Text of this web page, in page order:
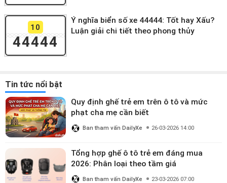
10
44444
Ý nghĩa biển số xe 44444: Tốt hay Xấu?
Luận giải chi tiết theo phong thủy
Tin tức nổi bật
Quy định ghế trẻ em trên ô tô và mức
phạt cha mẹ cần biết
Ban tham vấn DailyXe 26-03-2026 14:00
Tổng hợp ghế ô tô trẻ em đáng mua
2026: Phân loại theo tầm giá
Ban tham vấn DailyXe 23-03-2026 07:00